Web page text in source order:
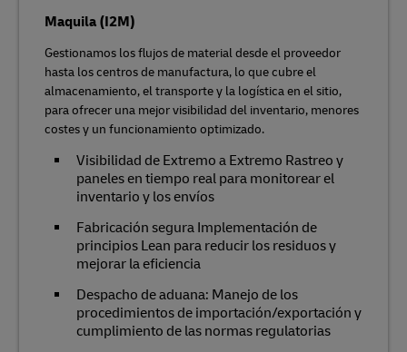
Maquila (I2M)
Gestionamos los flujos de material desde el proveedor
hasta los centros de manufactura, lo que cubre el
almacenamiento, el transporte y la logística en el sitio,
para ofrecer una mejor visibilidad del inventario, menores
costes y un funcionamiento optimizado.
Visibilidad de Extremo a Extremo Rastreo y
paneles en tiempo real para monitorear el
inventario y los envíos
Fabricación segura Implementación de
principios Lean para reducir los residuos y
mejorar la eficiencia
Despacho de aduana: Manejo de los
procedimientos de importación/exportación y
cumplimiento de las normas regulatorias